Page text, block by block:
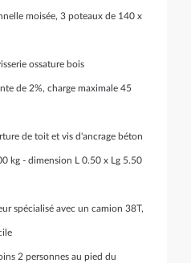
moisée, 3 poteaux de 140 x
ossature bois
de 2%, charge maximale 45
de toit et vis d'ancrage béton
kg - dimension L 0.50 x Lg 5.50
spécialisé avec un camion 38T,
2 personnes au pied du